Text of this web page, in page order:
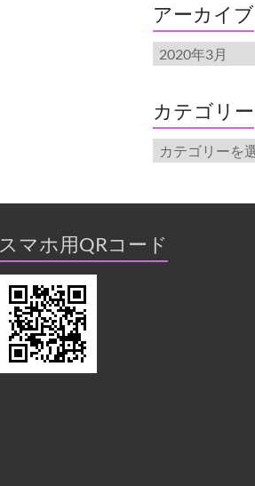
アーカイブ
ア
ー
イ
ブ
カテゴリー
カ
テ
スマホ用QRコード